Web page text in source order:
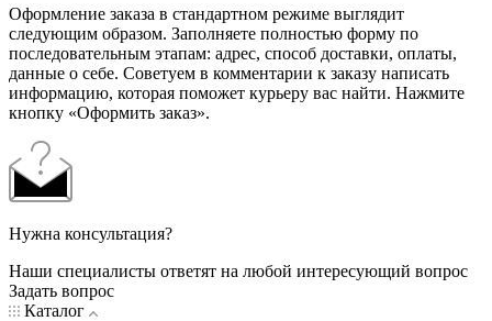
Оформление заказа в стандартном режиме выглядит
следующим образом. Заполняете полностью форму по
последовательным этапам: адрес, способ доставки, оплаты,
данные о себе. Советуем в комментарии к заказу написать
информацию, которая поможет курьеру вас найти. Нажмите
кнопку «Оформить заказ».
Нужна консультация?
Наши специалисты ответят на любой интересующий вопрос
Задать вопрос
Каталог